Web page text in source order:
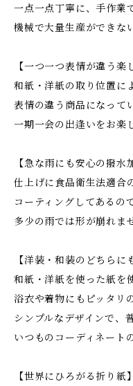
一点一点丁寧に、手作業
機械で大量生産ができな
【一つ一つ表情が違う楽
和紙・洋紙の取り位置に
表情の違う商品になって
一期一会の出逢いをお楽
【急な雨にも安心の撥水
仕上げに食品衛生法適合
コーティングしてあるの
多少の雨では形が崩れま
【洋装・和装のどちらに
和紙・洋紙を使った紙を
浴衣や着物にもピッタリ
シンプルなデザインで、
いつものコーディネート
【世界にひろがる折り紙】